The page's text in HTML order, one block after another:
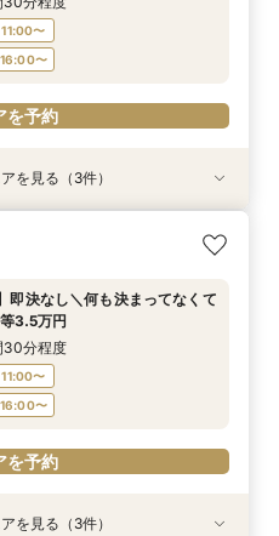
のみ
のみ
16:00〜
のみ
11:00〜
16:00〜
を予約
い／挙式料全額プレゼント！
11:00〜
16:00〜
を予約
来館特典35,000円分ギフト券付
なくて◎
11:00〜
16:00〜
を予約
】アットホームなパーティがお
食会のご相談会 マイナビ限
30分程度
16:00〜
を予約
を見る（3件）
即決なし＼何も決まってなくて
3.5万円
30分程度
11:00〜
16:00〜
を予約
を見る（3件）